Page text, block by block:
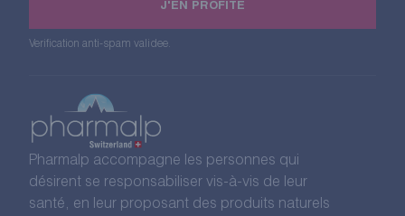
J'EN PROFITE
Verification anti-spam validee.
Pharmalp accompagne les personnes qui
désirent se responsabiliser vis-à-vis de leur
santé, en leur proposant des produits naturels